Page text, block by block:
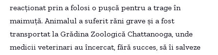
reacționat prin a folosi o pușcă pentru a trage în
maimuță. Animalul a suferit răni grave și a fost
transportat la Grădina Zoologică Chattanooga, unde
medicii veterinari au încercat, fără succes, să îi salveze